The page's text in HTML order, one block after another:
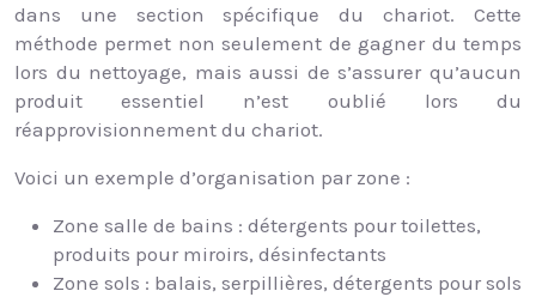
dans une section spécifique du chariot. Cette
méthode permet non seulement de gagner du temps
lors du nettoyage, mais aussi de s’assurer qu’aucun
produit essentiel n’est oublié lors du
réapprovisionnement du chariot.
Voici un exemple d’organisation par zone :
Zone salle de bains : détergents pour toilettes,
produits pour miroirs, désinfectants
Zone sols : balais, serpillières, détergents pour sols